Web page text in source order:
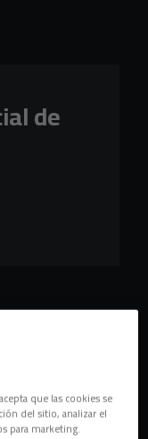
de
que las cookies se
del sitio, analizar el
para marketing.